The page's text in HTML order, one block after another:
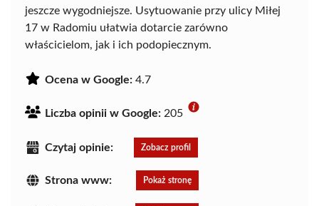
jeszcze wygodniejsze. Usytuowanie przy ulicy Miłej
17 w Radomiu ułatwia dotarcie zarówno
właścicielom, jak i ich podopiecznym.
Ocena w Google: 4.7
Liczba opinii w Google: 205
Czytaj opinie: Zobacz profil
Strona www: Pokaż stronę